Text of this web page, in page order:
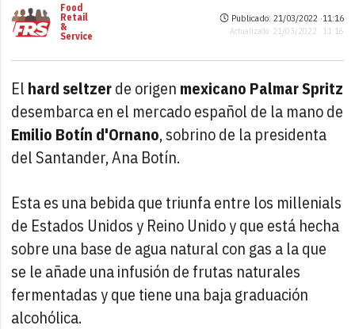
Food
Retail
&
Service
Publicado: 21/03/2022 ·11:16
Actualizado: 21/03/2022 · 11:16
El hard seltzerde origen mexicano Palmar Spritz
desembarca en el mercado español de la mano de
Emilio Botín d'Ornano, sobrino de la presidenta
del Santander, Ana Botín.
Esta es una bebida que triunfa entre los millenials
de Estados Unidos y Reino Unido y que está hecha
sobre una base de agua natural con gas a la que
se le añade una infusión de frutas naturales
fermentadas y que tiene una baja graduación
alcohólica.